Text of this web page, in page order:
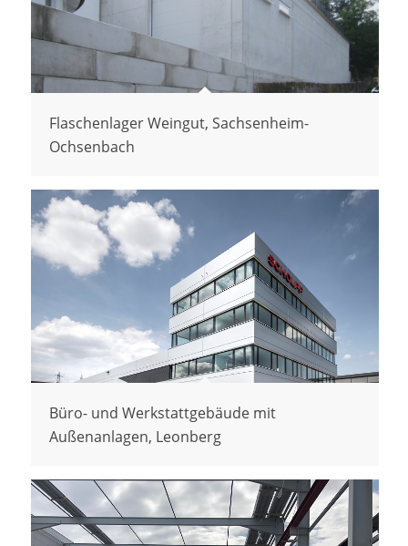
Flaschenlager Weingut, Sachsenheim-
Ochsenbach
Büro- und Werkstattgebäude mit
Außenanlagen, Leonberg